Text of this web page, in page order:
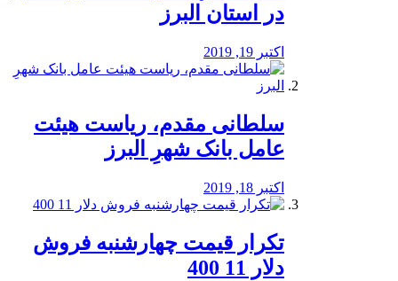
در استان البرز
اکتبر 19, 2019
سلطانی مقدم، ریاست هیئت
عامل بانک شهرِ البرز
اکتبر 18, 2019
تکرار قیمت چهارشنبه فروش
دلار 11 400